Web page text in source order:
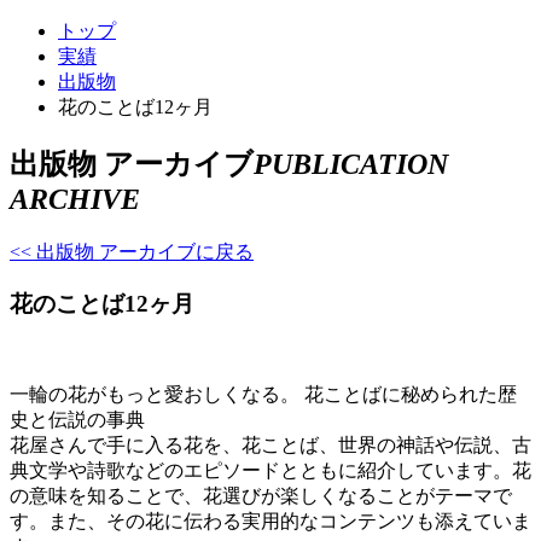
トップ
実績
出版物
花のことば12ヶ月
出版物 アーカイブPUBLICATION
ARCHIVE
<< 出版物 アーカイブに戻る
花のことば12ヶ月
一輪の花がもっと愛おしくなる。 花ことばに秘められた歴
史と伝説の事典
花屋さんで手に入る花を、花ことば、世界の神話や伝説、古
典文学や詩歌などのエピソードとともに紹介しています。花
の意味を知ることで、花選びが楽しくなることがテーマで
す。また、その花に伝わる実用的なコンテンツも添えていま